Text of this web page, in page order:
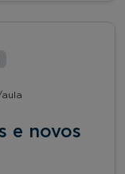
e novos